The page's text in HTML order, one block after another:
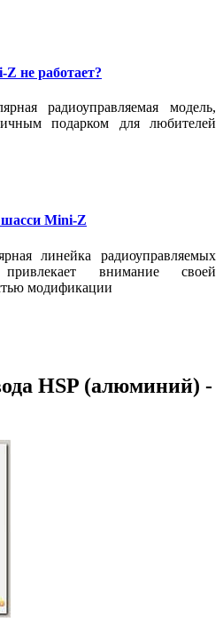
не работает?
радиоуправляемая модель,
подарком для любителей
шасси Mini-Z
линейка радиоуправляемых
внимание своей
модификации
HSP (алюминий) -